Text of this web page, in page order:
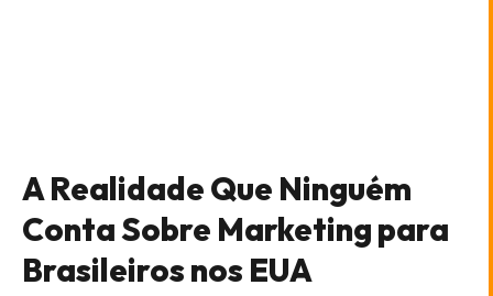
A Realidade Que Ninguém
Conta Sobre Marketing para
Brasileiros nos EUA